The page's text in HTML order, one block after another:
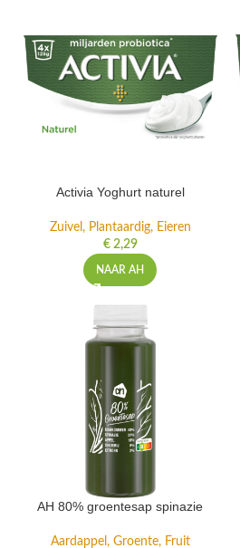
Activia Yoghurt naturel
Zuivel, Plantaardig, Eieren
€2,29
NAAR AH
AH 80% groentesap spinazie
Aardappel, Groente, Fruit